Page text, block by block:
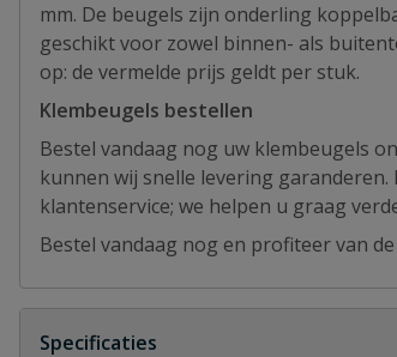
mm. De beugels zijn onderling
geschikt voor zowel binnen- als
op: de vermelde prijs geldt per stuk.
Klembeugels bestellen
Bestel vandaag nog uw klembeugels
kunnen wij snelle levering
klantenservice; we helpen u graag
Bestel vandaag nog en profiteer van
Specificaties